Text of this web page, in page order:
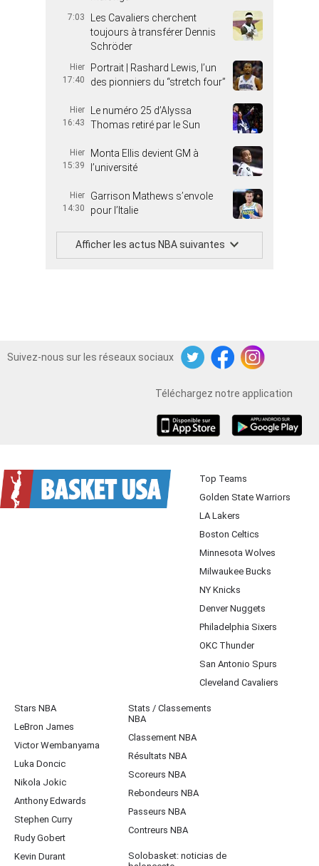
7:03
Les Cavaliers cherchent
toujours à transférer Dennis
Schröder
Hier
17:40
Portrait | Rashard Lewis, l’un
des pionniers du “stretch four”
Hier
16:43
Le numéro 25 d’Alyssa
Thomas retiré par le Sun
Hier
15:39
Monta Ellis devient GM à
l’université
Hier
14:30
Garrison Mathews s’envole
pour l’Italie
Afficher les actus NBA suivantes
Suivez-nous sur les réseaux sociaux
TwitterFacebookInstagram
Téléchargez notre application
Top Teams
Golden State Warriors
LA Lakers
Boston Celtics
Minnesota Wolves
Milwaukee Bucks
NY Knicks
Denver Nuggets
Philadelphia Sixers
OKC Thunder
San Antonio Spurs
Cleveland Cavaliers
Stars NBA
LeBron James
Victor Wembanyama
Luka Doncic
Nikola Jokic
Anthony Edwards
Stephen Curry
Rudy Gobert
Kevin Durant
Stats / Classements
NBA
Classement NBA
Résultats NBA
Scoreurs NBA
Rebondeurs NBA
Passeurs NBA
Contreurs NBA
Solobasket: noticias de